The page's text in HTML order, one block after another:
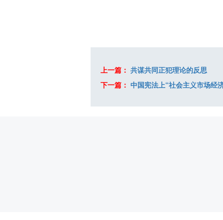
上一篇： 共谋共同正犯理论的反思
下一篇： 中国宪法上“社会主义市场经